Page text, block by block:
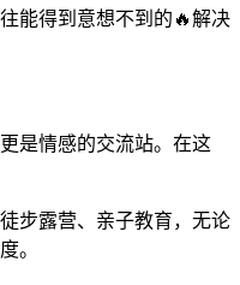
能得到意想不到的🔥解决
是情感的交流站。在这
步露营、亲子教育，无论
。